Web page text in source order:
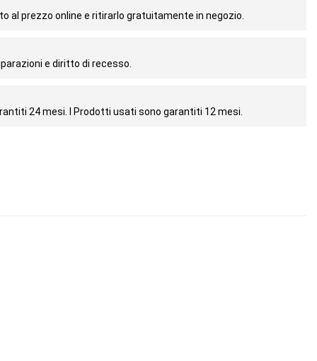
al prezzo online e ritirarlo gratuitamente in negozio.
e diritto di recesso.
24 mesi. I Prodotti usati sono garantiti 12 mesi.